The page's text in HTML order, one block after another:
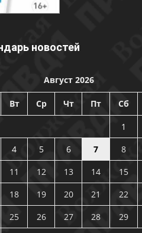
новостей
Август 2026
Вт Ср Чт Пт Сб
1
4 5 6 7 8
11 12 13 14 15
18 19 20 21 22
25 26 27 28 29